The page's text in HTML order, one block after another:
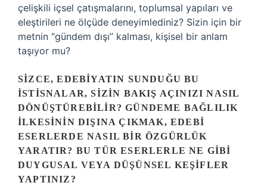
çelişkili içsel çatışmalarını, toplumsal yapıları ve
eleştirileri ne ölçüde deneyimlediniz? Sizin için bir
metnin “gündem dışı” kalması, kişisel bir anlam
taşıyor mu?
SIZCE, EDEBIYATIN SUNDUĞU BU
ISTISNALAR, SIZIN BAKIŞ AÇINIZI NASIL
DÖNÜŞTÜREBILIR? GÜNDEME BAĞLILIK
ILKESININ DIŞINA ÇIKMAK, EDEBI
ESERLERDE NASIL BIR ÖZGÜRLÜK
YARATIR? BU TÜR ESERLERLE NE GIBI
DUYGUSAL VEYA DÜŞÜNSEL KEŞIFLER
YAPTINIZ?